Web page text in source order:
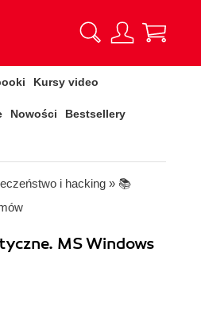
Kursy video
Nowości Bestsellery
i hacking » 📚
MS Windows